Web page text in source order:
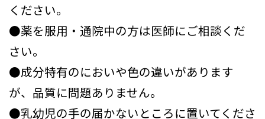
ください。
●薬を服用・通院中の方は医師にご相談くだ
さい。
●成分特有のにおいや色の違いがあります
が、品質に問題ありません。
●乳幼児の手の届かないところに置いてくださ